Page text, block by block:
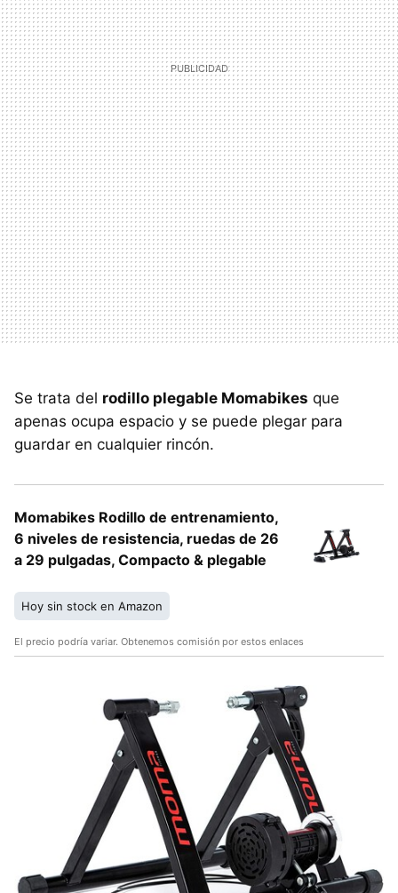
Se trata del rodillo plegable Momabikes que
apenas ocupa espacio y se puede plegar para
guardar en cualquier rincón.
Momabikes Rodillo de entrenamiento,
6 niveles de resistencia, ruedas de 26
a 29 pulgadas, Compacto & plegable
Hoy sin stock en Amazon
El precio podría variar. Obtenemos comisión por estos enlaces